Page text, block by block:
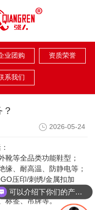
业团购 资质荣誉
系我们
2026-05-24
靴等全品类功能鞋型；
缘、耐高温、防静电等；
压印/刺绣/金属扣加
标签、吊牌等。
可以介绍下你们的产品么？